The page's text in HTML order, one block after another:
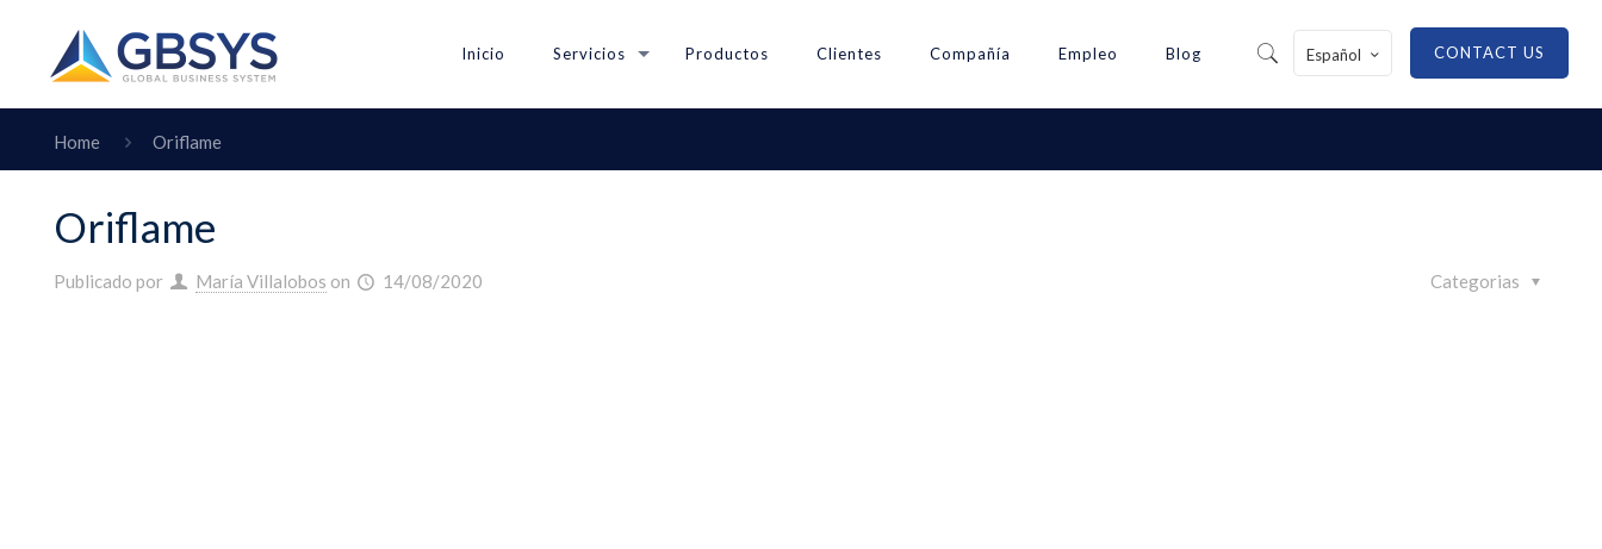
Inicio Servicios Productos Clientes Compañía Empleo Blog Español CONTACT US
Home Oriflame
Oriflame
Publicado por María Villalobos on 14/08/2020 Categorias